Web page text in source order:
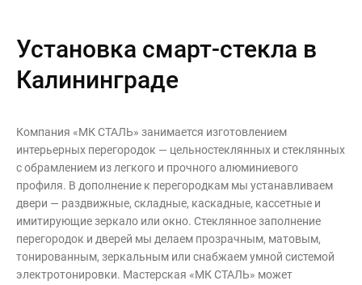
Установка смарт-стекла в
Калининграде
Компания «МК СТАЛЬ» занимается изготовлением
интерьерных перегородок — цельностеклянных и стеклянных
с обрамлением из легкого и прочного алюминиевого
профиля. В дополнение к перегородкам мы устанавливаем
двери — раздвижные, складные, каскадные, кассетные и
имитирующие зеркало или окно. Стеклянное заполнение
перегородок и дверей мы делаем прозрачным, матовым,
тонированным, зеркальным или снабжаем умной системой
электротонировки. Мастерская «МК СТАЛЬ» может